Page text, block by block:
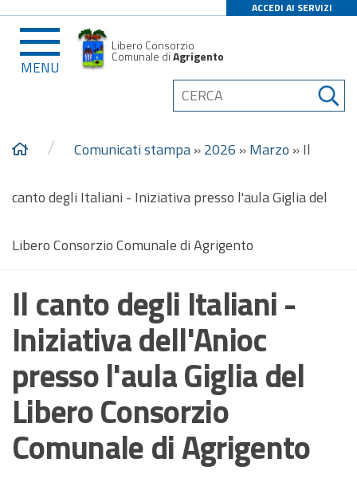
ACCEDI AI SERVIZI
MENU
Libero Consorzio
Comunale diAgrigento
/ Comunicati stampa»2026 »Marzo »Il
canto degli Italiani - Iniziativa presso l'aula Giglia del
Libero Consorzio Comunale di Agrigento
Il canto degli Italiani -
Iniziativa dell'Anioc
presso l'aula Giglia del
Libero Consorzio
Comunale di Agrigento